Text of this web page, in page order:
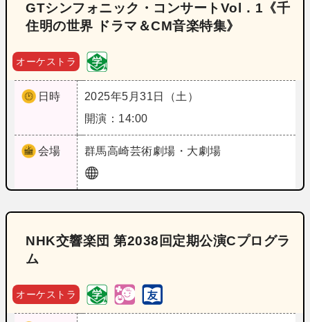
GTシンフォニック・コンサートVol．1《千
住明の世界 ドラマ＆CM音楽特集》
オーケストラ
日時
2025年5月31日（土）
開演：14:00
会場 群馬高崎芸術劇場・大劇場
NHK交響楽団 第2038回定期公演Cプログラ
ム
オーケストラ